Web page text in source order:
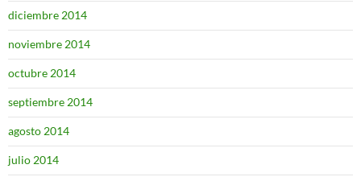
diciembre 2014
noviembre 2014
octubre 2014
septiembre 2014
agosto 2014
julio 2014